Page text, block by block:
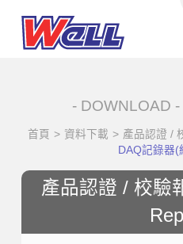
- DOWNLOAD -
首頁 > 資料下載 > 產品認證 /
DAQ記錄器(
產品認證 / 校驗